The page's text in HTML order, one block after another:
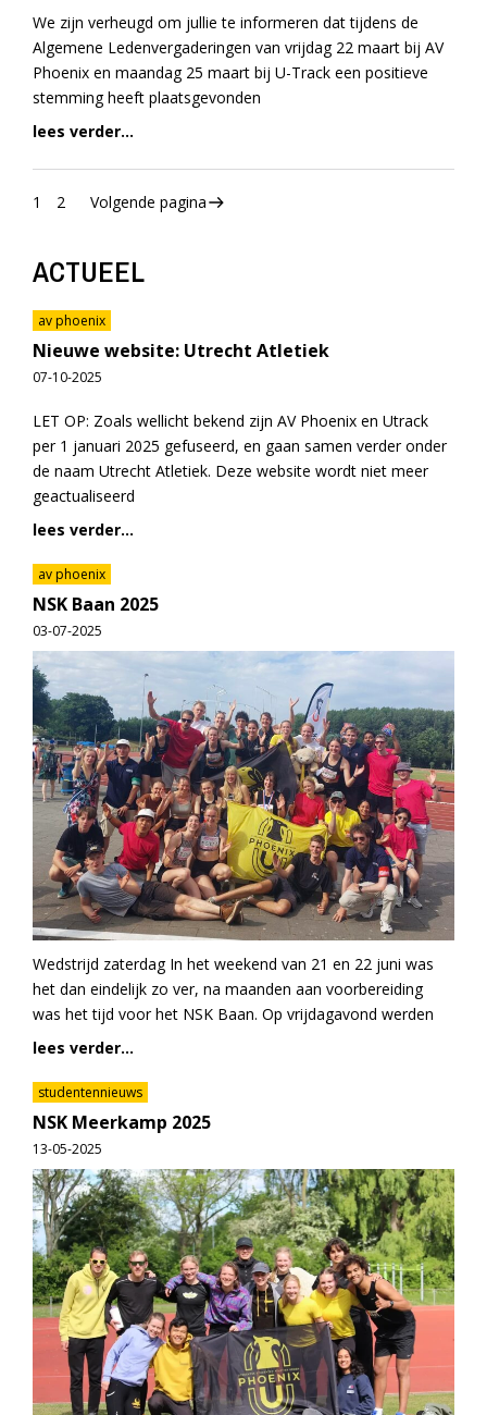
We zijn verheugd om jullie te informeren dat tijdens de
Algemene Ledenvergaderingen van vrijdag 22 maart bij AV
Phoenix en maandag 25 maart bij U-Track een positieve
stemming heeft plaatsgevonden
lees verder...
1 2 Volgende pagina
ACTUEEL
av phoenix
Nieuwe website: Utrecht Atletiek
07-10-2025
LET OP: Zoals wellicht bekend zijn AV Phoenix en Utrack
per 1 januari 2025 gefuseerd, en gaan samen verder onder
de naam Utrecht Atletiek. Deze website wordt niet meer
geactualiseerd
lees verder...
av phoenix
NSK Baan 2025
03-07-2025
Wedstrijd zaterdag In het weekend van 21 en 22 juni was
het dan eindelijk zo ver, na maanden aan voorbereiding
was het tijd voor het NSK Baan. Op vrijdagavond werden
lees verder...
studentennieuws
NSK Meerkamp 2025
13-05-2025